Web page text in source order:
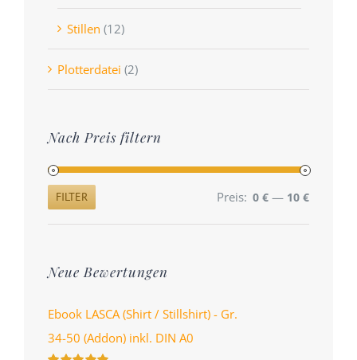
Stillen (12)
Plotterdatei (2)
Nach Preis filtern
Min.
Max.
FILTER Preis: 0 € — 10 €
Neue Bewertungen
Ebook LASCA (Shirt / Stillshirt) - Gr.
34-50 (Addon) inkl. DIN A0